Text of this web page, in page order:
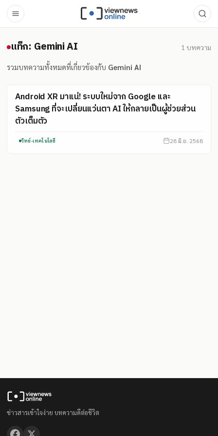
แท็ก: Gemini AI
แท็ก: Gemini AI 1 บทความ
รวมบทความทั้งหมดที่เกี่ยวข้องกับ Gemini AI
Android XR มาแน่! ระบบใหม่จาก Google และ
Samsung ที่จะเปลี่ยนแว่นตา AI ให้กลายเป็นผู้ช่วยส่วน
ตัวเต็มตัว
วิทย์-เทคโนโลยี 28 มิ.ย. 2568
ข่าวสารเข้าใจง่าย บทความดีต่อชีวิต